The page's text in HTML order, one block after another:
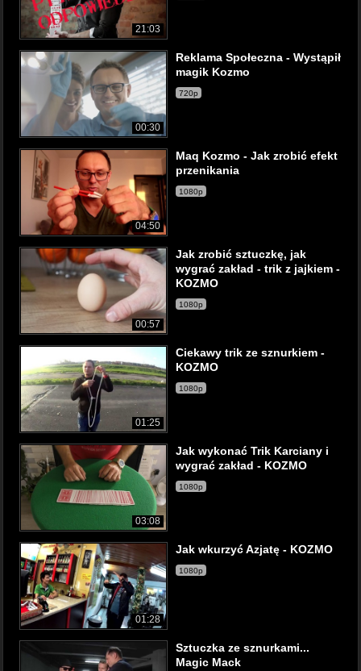
21:03
00:30
Reklama Społeczna - Wystąpił
magik Kozmo
720p
04:50
Maq Kozmo - Jak zrobić efekt
przenikania
1080p
00:57
Jak zrobić sztuczkę, jak
wygrać zakład - trik z jajkiem -
KOZMO
1080p
01:25
Ciekawy trik ze sznurkiem -
KOZMO
1080p
03:08
Jak wykonać Trik Karciany i
wygrać zakład - KOZMO
1080p
01:28
Jak wkurzyć Azjatę - KOZMO
1080p
Sztuczka ze sznurkami...
Magic Mack